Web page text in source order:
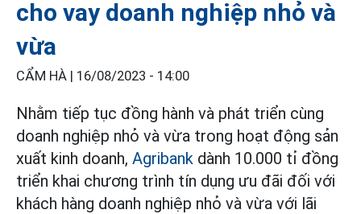
cho vay doanh nghiệp nhỏ và
vừa
CẨM HÀ | 16/08/2023 - 14:00
Nhằm tiếp tục đồng hành và phát triển cùng
doanh nghiệp nhỏ và vừa trong hoạt động sản
xuất kinh doanh, Agribank dành 10.000 tỉ đồng
triển khai chương trình tín dụng ưu đãi đối với
khách hàng doanh nghiệp nhỏ và vừa với lãi